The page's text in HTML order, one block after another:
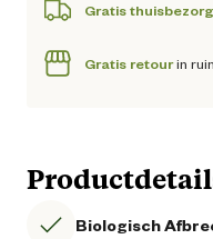
Gratis
Gratis retourin
Biologisch